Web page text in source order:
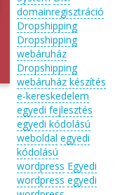
domainregisztráció
Dropshipping
Dropshipping
webáruház
Dropshipping
webáruház készítés
e-kereskedelem
egyedi fejlesztés
egyedi kódolású
weboldal egyedi
kódolású
wordpress Egyedi
wordpress egyedi